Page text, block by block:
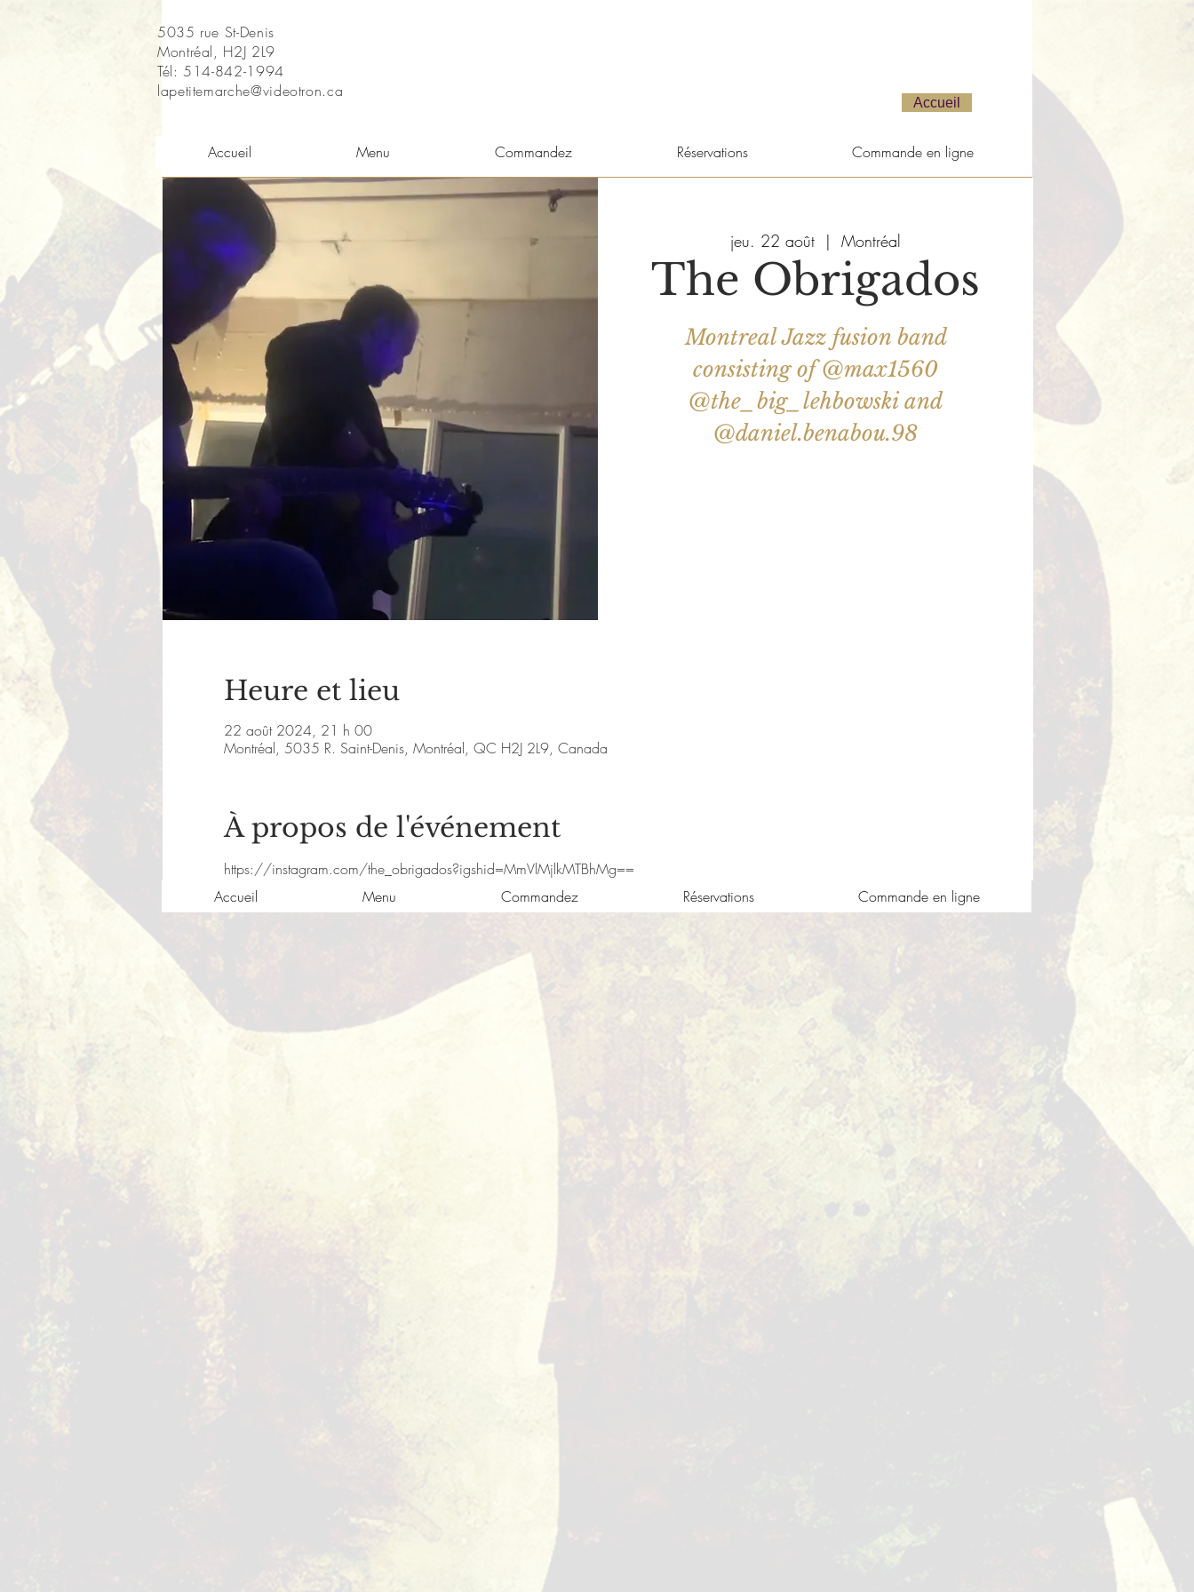
5035 rue St-Denis
Montréal, H2J 2L9
Tél: 514-842-1994
lapetitemarche@videotron.ca
Accueil
Accueil Menu Commandez Réservations Commande en ligne
jeu. 22 août
  |
Montréal
The Obrigados
Montreal Jazz fusion band
consisting of @max1560
@the_big_lehbowski and
@daniel.benabou.98
Heure et lieu
22 août 2024, 21 h 00
Montréal, 5035 R. Saint-Denis, Montréal, QC H2J 2L9, Canada
À propos de l'événement
https://instagram.com/the_obrigados?igshid=MmVlMjlkMTBhMg==
Accueil
Menu Commandez Réservations Commande en ligne